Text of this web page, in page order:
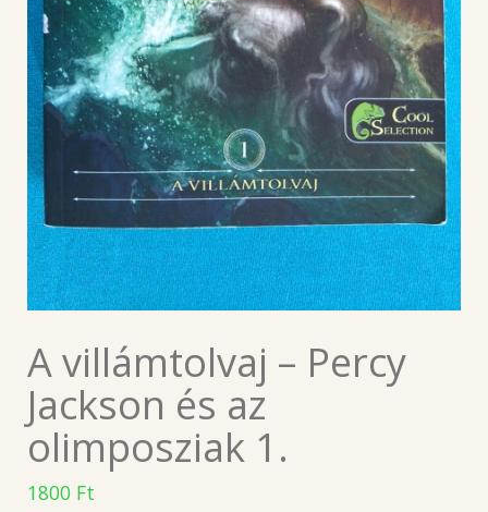
A villámtolvaj – Percy
Jackson és az
olimposziak 1.
1800 Ft